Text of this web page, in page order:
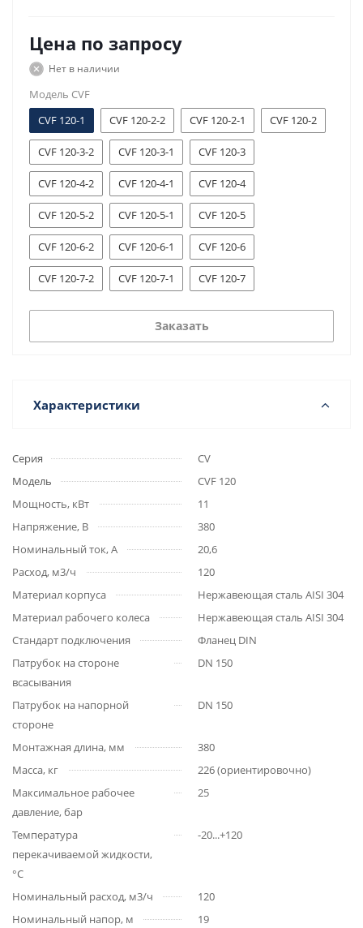
Цена по запросу
Нет в наличии
Модель CVF
CVF 120-1
CVF 120-2-2 CVF 120-2-1 CVF 120-2
CVF 120-3-2 CVF 120-3-1 CVF 120-3
CVF 120-4-2 CVF 120-4-1 CVF 120-4
CVF 120-5-2 CVF 120-5-1 CVF 120-5
CVF 120-6-2 CVF 120-6-1 CVF 120-6
CVF 120-7-2 CVF 120-7-1 CVF 120-7
Заказать
Характеристики
Серия
CV
Модель
CVF 120
Мощность, кВт
11
Напряжение, В
380
Номинальный ток, А
20,6
Расход, м3/ч
120
Материал корпуса
Нержавеющая сталь AISI 304
Материал рабочего колеса
Нержавеющая сталь AISI 304
Стандарт подключения
Фланец DIN
Патрубок на стороне
всасывания
DN 150
Патрубок на напорной
стороне
DN 150
Монтажная длина, мм
380
Масса, кг
226 (ориентировочно)
Максимальное рабочее
давление, бар
25
Температура
перекачиваемой жидкости,
°С
-20...+120
Номинальный расход, м3/ч
120
Номинальный напор, м
19